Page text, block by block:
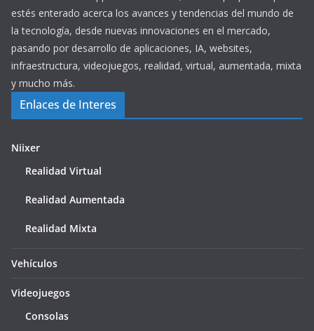
estés enterado acerca los avances y tendencias del mundo de
la tecnología, desde nuevas innovaciones en el mercado,
pasando por desarrollo de aplicaciones, IA, websites,
infraestructura, videojuegos, realidad, virtual, aumentada, mixta
y mucho más.
Enlaces de Interes
Niixer
Realidad Virtual
Realidad Aumentada
Realidad Mixta
Vehículos
Videojuegos
Consolas